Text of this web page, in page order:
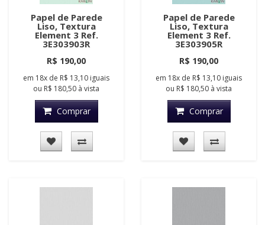
Papel de Parede
Liso, Textura
Element 3 Ref.
3E303903R
R$ 190,00
em 18x de R$ 13,10 iguais
ou R$ 180,50 à vista
Comprar
Papel de Parede
Liso, Textura
Element 3 Ref.
3E303905R
R$ 190,00
em 18x de R$ 13,10 iguais
ou R$ 180,50 à vista
Comprar